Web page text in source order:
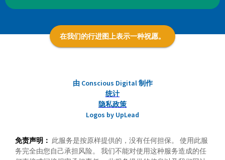
在我们的行进图上表示一种祝愿。
由 Conscious Digital 制作
统计
隐私政策
Logos by UpLead
免责声明： 此服务是按原样提供的，没有任何担保。 使用此服
务完全由您自己承担风险。 我们不能对使用这种服务造成的任